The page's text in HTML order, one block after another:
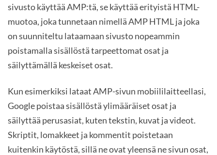
sivusto käyttää AMP:tä, se käyttää erityistä HTML-
muotoa, joka tunnetaan nimellä AMP HTML ja joka
on suunniteltu lataamaan sivusto nopeammin
poistamalla sisällöstä tarpeettomat osat ja
säilyttämällä keskeiset osat.
Kun esimerkiksi lataat AMP-sivun mobiililaitteellasi,
Google poistaa sisällöstä ylimääräiset osat ja
säilyttää perusasiat, kuten tekstin, kuvat ja videot.
Skriptit, lomakkeet ja kommentit poistetaan
kuitenkin käytöstä, sillä ne ovat yleensä ne sivun osat,